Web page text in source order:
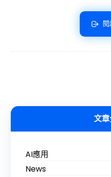
文
AI應用
News